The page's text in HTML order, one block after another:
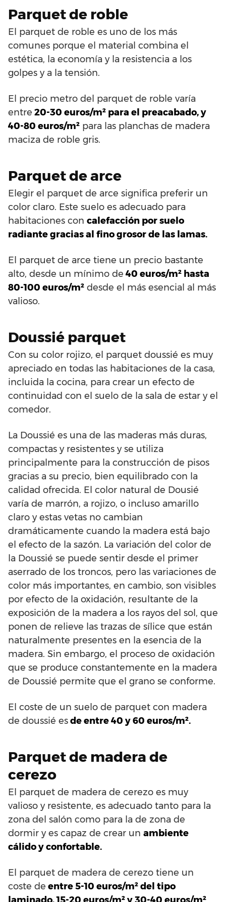
Parquet de roble
El parquet de roble es uno de los más
comunes porque el material combina el
estética, la economía y la resistencia a los
golpes y a la tensión.
El precio metro del parquet de roble varía
entre 20-30 euros/m² para el preacabado, y
40-80 euros/m² para las planchas de madera
maciza de roble gris.
Parquet de arce
Elegir el parquet de arce significa preferir un
color claro. Este suelo es adecuado para
habitaciones con calefacción por suelo
radiante gracias al fino grosor de las lamas.
El parquet de arce tiene un precio bastante
alto, desde un mínimo de 40 euros/m² hasta
80-100 euros/m² desde el más esencial al más
valioso.
Doussié parquet
Con su color rojizo, el parquet doussié es muy
apreciado en todas las habitaciones de la casa,
incluida la cocina, para crear un efecto de
continuidad con el suelo de la sala de estar y el
comedor.
La Doussié es una de las maderas más duras,
compactas y resistentes y se utiliza
principalmente para la construcción de pisos
gracias a su precio, bien equilibrado con la
calidad ofrecida. El color natural de Dousié
varía de marrón, a rojizo, o incluso amarillo
claro y estas vetas no cambian
dramáticamente cuando la madera está bajo
el efecto de la sazón. La variación del color de
la Doussié se puede sentir desde el primer
aserrado de los troncos, pero las variaciones de
color más importantes, en cambio, son visibles
por efecto de la oxidación, resultante de la
exposición de la madera a los rayos del sol, que
ponen de relieve las trazas de sílice que están
naturalmente presentes en la esencia de la
madera. Sin embargo, el proceso de oxidación
que se produce constantemente en la madera
de Doussié permite que el grano se conforme.
El coste de un suelo de parquet con madera
de doussié esde entre 40 y 60 euros/m².
Parquet de madera de
cerezo
El parquet de madera de cerezo es muy
valioso y resistente, es adecuado tanto para la
zona del salón como para la de zona de
dormir y es capaz de crear un ambiente
cálido y confortable.
El parquet de madera de cerezo tiene un
coste de entre 5-10 euros/m² del tipo
laminado, 15-20 euros/m² y 30-40 euros/m²